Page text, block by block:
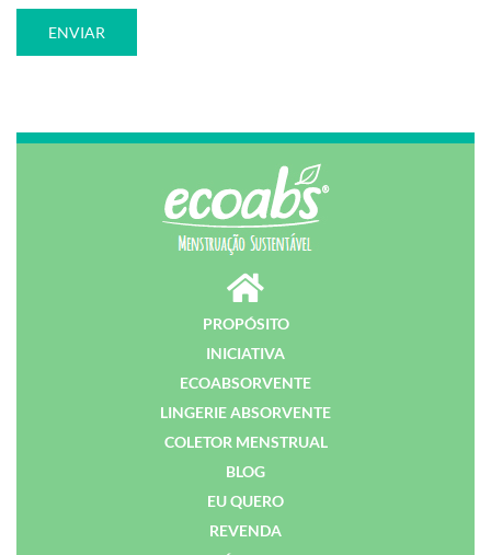
PROPÓSITO
INICIATIVA
ECOABSORVENTE
LINGERIE ABSORVENTE
COLETOR MENSTRUAL
BLOG
EU QUERO
REVENDA